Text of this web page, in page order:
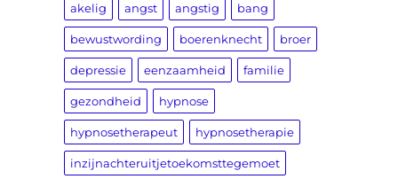
akelig angst angstig bang
bewustwording boerenknecht broer
depressie eenzaamheid familie
gezondheid hypnose
hypnosetherapeut hypnosetherapie
inzijnachteruitjetoekomsttegemoet